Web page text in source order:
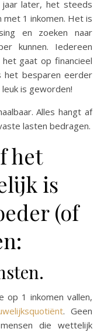
later, het steeds
1 inkomen. Het is
en zoeken naar
kunnen. Iedereen
gaat op financieel
het besparen eerder
is geworden!
Alles hangt af
lasten bedragen.
het
is
(of
op 1 inkomen vallen,
. Geen
die wettelijk